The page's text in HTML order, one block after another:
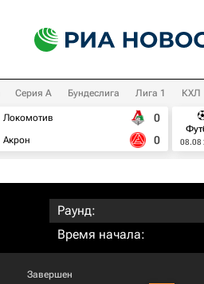
Серия А Бундеслига Лига 1 КХЛ
Локомотив
Акрон
0
0
08.08
Раунд:
Время начала:
Завершен